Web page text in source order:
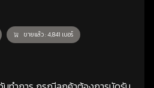
ขายแล้ว : 4,841 เบอร์